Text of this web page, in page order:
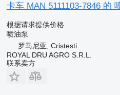
卡车 MAN 5111103-7846 的
根据请求提供价格
喷油泵
罗马尼亚, Cristesti
ROYAL DRU AGRO S.R.L.
联系卖方